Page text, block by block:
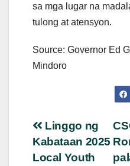
sa mga lugar na
tulong at atensyon.
Source: Governor Ed
Mindoro
Post
navigation
Linggo ng
Kabataan 2025
Local Youth